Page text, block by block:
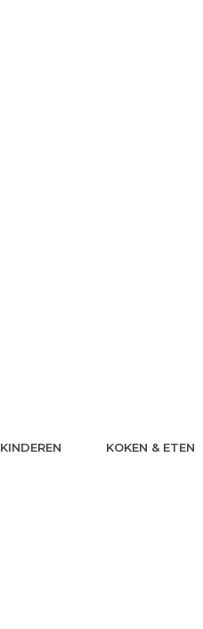
KINDEREN KOKEN & ETEN